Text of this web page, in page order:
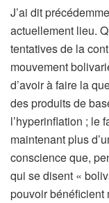
J’ai dit
actuellement lieu.
tentatives de la
mouvement
d’avoir à faire la
des produits de
l’hyperinflation ; le
maintenant plus
conscience que,
qui se disent «
pouvoir bénéficient